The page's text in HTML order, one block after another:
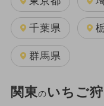
千葉県
群馬県
関東のいちご